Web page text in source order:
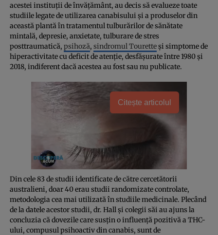
acestei instituţii de învăţământ, au decis să evalueze toate
studiile legate de utilizarea canabisului şi a produselor din
această plantă în tratamentul tulburărilor de sănătate
mintală, depresie, anxietate, tulburare de stres
posttraumatică, psihoză, sindromul Touretteşi simptome de
hiperactivitate cu deficit de atenţie, desfăşurate între 1980 şi
2018, indiferent dacă acestea au fost sau nu publicate.
Citește articolul
Din cele 83 de studii identificate de către cercetătorii
australieni, doar 40 erau studii randomizate controlate,
metodologia cea mai utilizată în studiile medicinale. Plecând
de la datele acestor studii, dr. Hall şi colegii săi au ajuns la
concluzia că dovezile care susţin o influenţă pozitivă a THC-
ului, compusul psihoactiv din canabis, sunt de